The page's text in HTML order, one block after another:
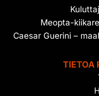
Meopta-
Caesar Guerini –
TIETOA